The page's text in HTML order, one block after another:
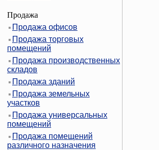
Продажа
Продажа офисов
Продажа торговых
помещений
Продажа производственных
складов
Продажа зданий
Продажа земельных
участков
Продажа универсальных
помещений
Продажа помещений
различного назначения